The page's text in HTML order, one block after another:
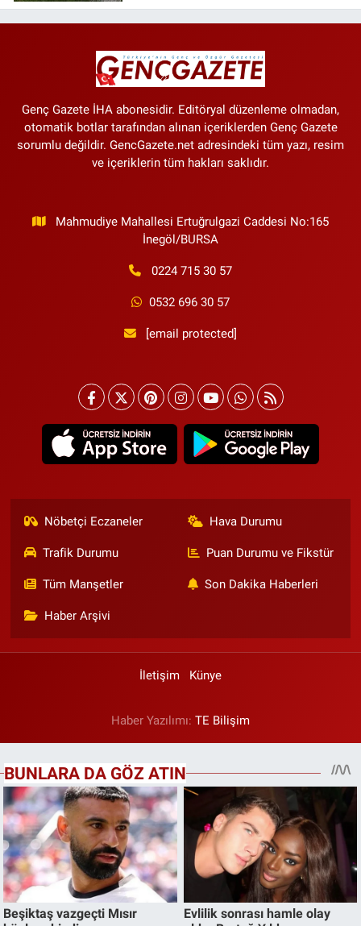
Uyum İçin Tarih Verildi
Genç Gazete İHA abonesidir. Editöryal düzenleme olmadan,
otomatik botlar tarafından alınan içeriklerden Genç Gazete
sorumlu değildir. GencGazete.net adresindeki tüm yazı, resim
ve içeriklerin tüm hakları saklıdır.
Mahmudiye Mahallesi Ertuğrulgazi Caddesi No:165
İnegöl/BURSA
0224 715 30 57
0532 696 30 57
[email protected]
Nöbetçi Eczaneler Hava Durumu
Trafik Durumu Puan Durumu ve Fikstür
Tüm Manşetler Son Dakika Haberleri
Haber Arşivi
İletişim Künye
Haber Yazılımı: TE Bilişim